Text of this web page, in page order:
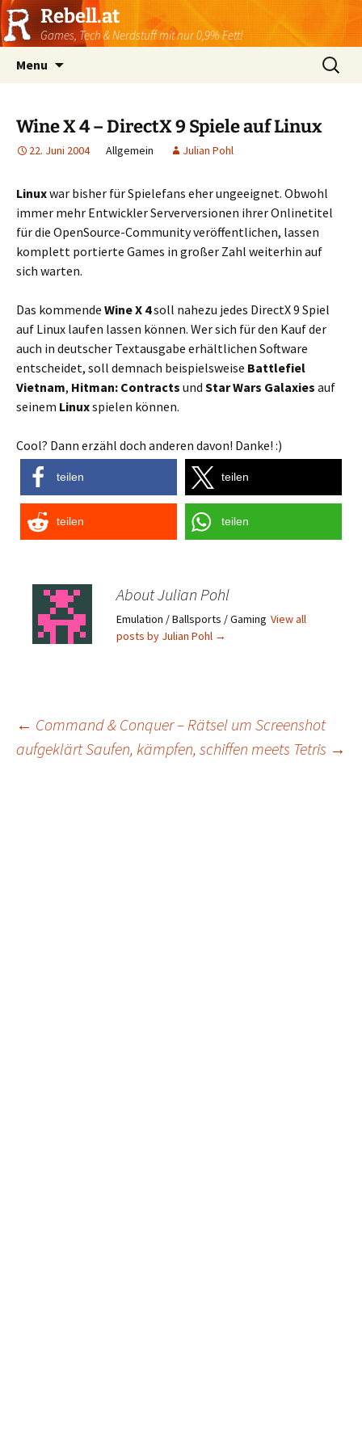
Rebell.at
Games, Tech & Nerdstuff mit nur 0,9% Fett!
Menu
Suchen
nach:
Wine X 4 – DirectX 9 Spiele auf Linux
22. Juni 2004 Allgemein Julian Pohl
Linuxwar bisher für Spielefans eher ungeeignet. Obwohl
immer mehr Entwickler Serverversionen ihrer Onlinetitel
für die OpenSource-Community veröffentlichen, lassen
komplett portierte Games in großer Zahl weiterhin auf
sich warten.
Das kommende Wine X 4soll nahezu jedes DirectX 9 Spiel
auf Linux laufen lassen können. Wer sich für den Kauf der
auch in deutscher Textausgabe erhältlichen Software
entscheidet, soll demnach beispielsweise Battlefiel
Vietnam, Hitman: Contracts und Star Wars Galaxies auf
seinem Linuxspielen können.
Cool? Dann erzähl doch anderen davon! Danke! :)
teilen teilen
teilen teilen
About Julian Pohl
Emulation / Ballsports / Gaming View all
posts by Julian Pohl →
Post
← Command & Conquer – Rätsel um Screenshot
aufgeklärtSaufen, kämpfen, schiffen meets Tetris →